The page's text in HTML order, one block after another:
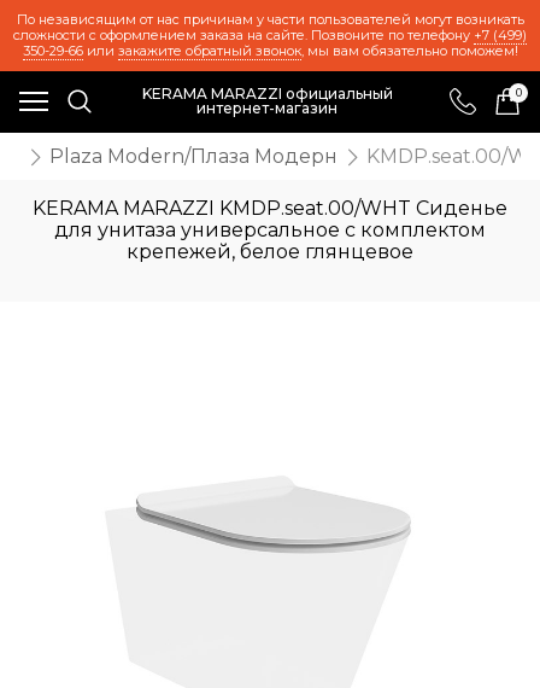
По независящим от нас причинам у части пользователей могут возникать
сложности с оформлением заказа на сайте. Позвоните по телефону +7 (499)
350-29-66или закажите обратный звонок, мы вам обязательно поможем!
KERAMA MARAZZI официальный
интернет-магазин
0
Plaza Modern/Плаза Модерн KMDP.seat.00/
KERAMA MARAZZI KMDP.seat.00/WHT Сиденье
для унитаза универсальное с комплектом
крепежей, белое глянцевое